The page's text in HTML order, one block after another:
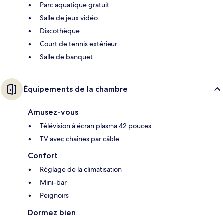
Parc aquatique gratuit
Salle de jeux vidéo
Discothèque
Court de tennis extérieur
Salle de banquet
Équipements de la chambre
Amusez-vous
Télévision à écran plasma 42 pouces
TV avec chaînes par câble
Confort
Réglage de la climatisation
Mini-bar
Peignoirs
Dormez bien